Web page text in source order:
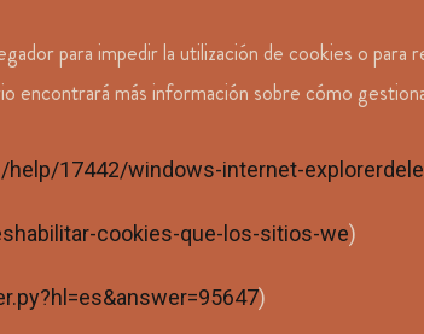
para impedir la utilización de cookies o para
encontrará más información sobre cómo
17442/windows-internet-
cookies-que-los-sitios-we)
)